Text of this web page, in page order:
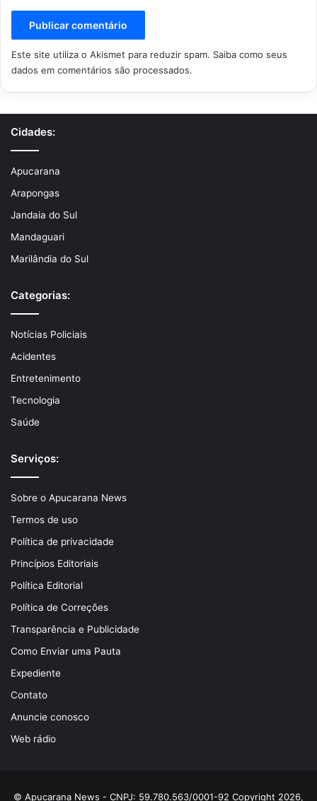
Este site utiliza o Akismet para reduzir spam. Saiba como seus
dados em comentários são processados.
Cidades:
Apucarana
Arapongas
Jandaia do Sul
Mandaguari
Marilândia do Sul
Categorias:
Notícias Policiais
Acidentes
Entretenimento
Tecnologia
Saúde
Serviços:
Sobre o Apucarana News
Termos de uso
Política de privacidade
Princípios Editoriais
Política Editorial
Política de Correções
Transparência e Publicidade
Como Enviar uma Pauta
Expediente
Contato
Anuncie conosco
Web rádio
© Apucarana News - CNPJ: 59.780.563/0001-92 Copyright 2026,